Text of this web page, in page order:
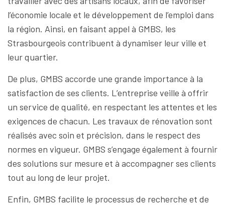
l’économie locale et le développement de l’emploi dans
la région. Ainsi, en faisant appel à GMBS, les
Strasbourgeois contribuent à dynamiser leur ville et
leur quartier.
De plus, GMBS accorde une grande importance à la
satisfaction de ses clients. L’entreprise veille à offrir
un service de qualité, en respectant les attentes et les
exigences de chacun. Les travaux de rénovation sont
réalisés avec soin et précision, dans le respect des
normes en vigueur. GMBS s’engage également à fournir
des solutions sur mesure et à accompagner ses clients
tout au long de leur projet.
Enfin, GMBS facilite le processus de recherche et de